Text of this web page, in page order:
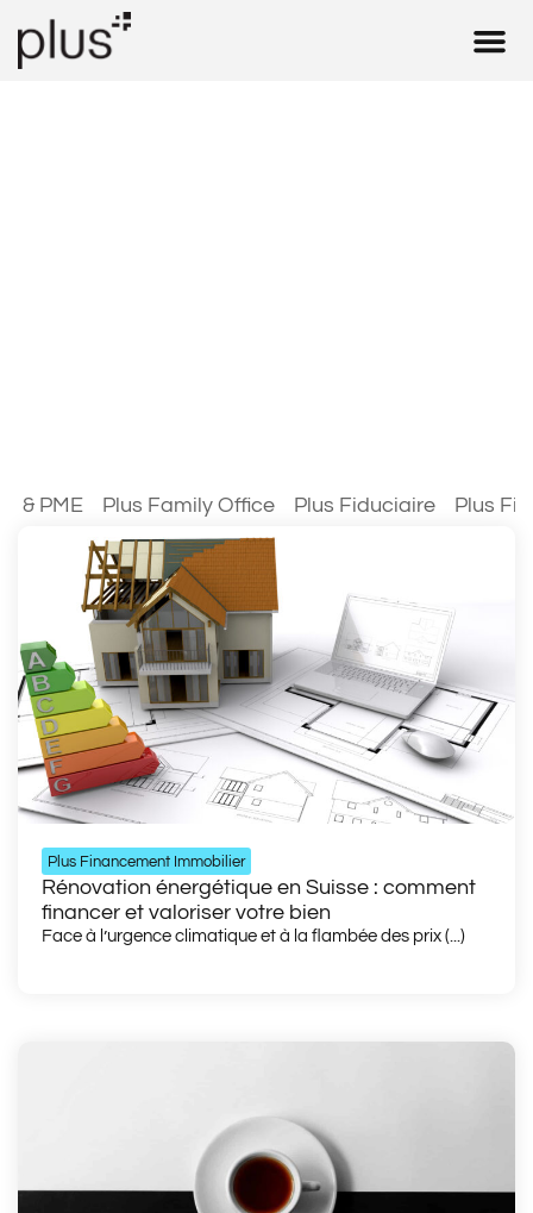
& PME Plus Family Office Plus Fiduciaire Plus
Plus Financement Immobilier
Rénovation énergétique en Suisse : comment
financer et valoriser votre bien
Face à l’urgence climatique et à la flambée des prix (...)